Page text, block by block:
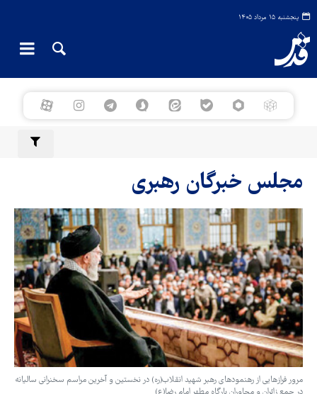
پنجشنبه ۱۵ مرداد ۱۴۰۵
مجلس خبرگان رهبری
مرور فرازهایی از رهنمودهای رهبر شهید انقلاب(ره) در نخستین و آخرین مراسم سخنرانی سالیانه